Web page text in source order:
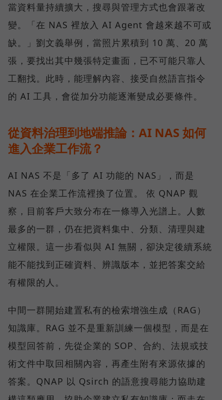
當資料量持續擴大，搜尋與管理方式也會跟著改
變。「在 NAS 裡放入 AI Agent 會越來越不可或
缺。」劉文義舉例，當照片累積到 10 萬、20 萬
張，要找出其中幾張特定畫面，已不可能只靠人
工翻找。此時，能理解內容、接受自然語言指令
的 AI 工具，會從加分功能逐漸變成必要條件。
從資料治理到地端推論：AI NAS 如何
進入企業工作流？
AI NAS 不是「多了 AI 功能的 NAS」，而是
NAS 在企業工作流裡換了位置。 依 QNAP 觀
察，目前客戶大致分布在一條導入光譜上。人數
最多的一群，仍在把資料集中、分類、清理與建
立權限。這一步看似與 AI 無關，卻決定後續系統
能不能找到正確資料、辨識版本，並把答案交給
有權限的人。
中間一群開始建置私有的檢索增強生成（RAG）
知識庫。RAG 並不是重新訓練一個模型，而是在
模型回答前，先從企業的 SOP、合約、法規或技
術文件中取回相關內容，再產生附有來源依據的
答案。QNAP 以 Qsirch 的語意搜尋能力協助建